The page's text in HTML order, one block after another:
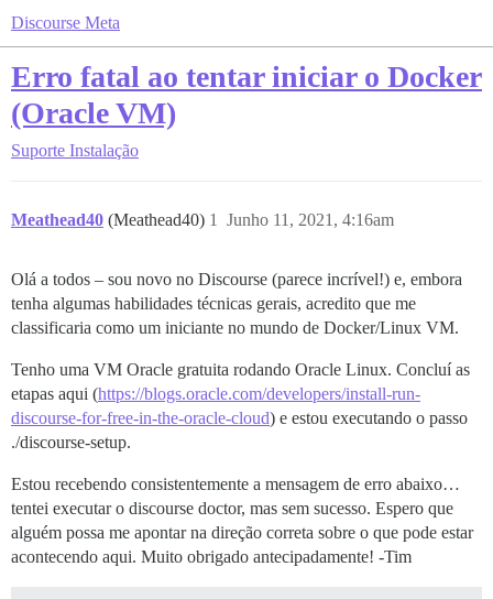
Discourse Meta
Erro fatal ao tentar iniciar o Docker
(Oracle VM)
Suporte Instalação
Meathead40 (Meathead40) Junho 11, 2021, 4:16am
1
Olá a todos – sou novo no Discourse (parece incrível!) e, embora
tenha algumas habilidades técnicas gerais, acredito que me
classificaria como um iniciante no mundo de Docker/Linux VM.
Tenho uma VM Oracle gratuita rodando Oracle Linux. Concluí as
etapas aqui (https://blogs.oracle.com/developers/install-run-
discourse-for-free-in-the-oracle-cloud) e estou executando o passo
./discourse-setup.
Estou recebendo consistentemente a mensagem de erro abaixo…
tentei executar o discourse doctor, mas sem sucesso. Espero que
alguém possa me apontar na direção correta sobre o que pode estar
acontecendo aqui. Muito obrigado antecipadamente! -Tim